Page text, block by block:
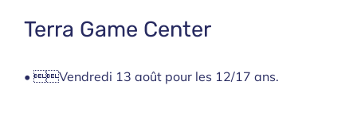
Terra Game Center
• Vendredi 13 août pour les 12/17 ans.